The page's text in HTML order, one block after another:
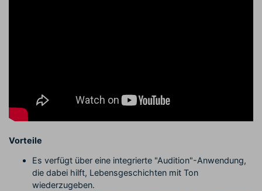
Vorteile
Es verfügt über eine integrierte "Audition"-Anwendung,
die dabei hilft, Lebensgeschichten mit Ton
wiederzugeben.